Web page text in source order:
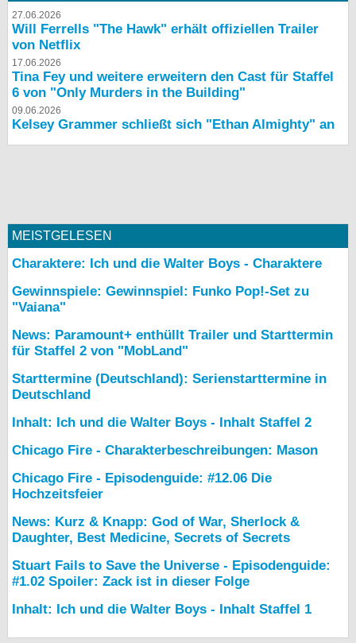
27.06.2026
Will Ferrells "The Hawk" erhält offiziellen Trailer
von Netflix
17.06.2026
Tina Fey und weitere erweitern den Cast für Staffel
6 von "Only Murders in the Building"
09.06.2026
Kelsey Grammer schließt sich "Ethan Almighty" an
MEISTGELESEN
Charaktere: Ich und die Walter Boys - Charaktere
Gewinnspiele: Gewinnspiel: Funko Pop!-Set zu
"Vaiana"
News: Paramount+ enthüllt Trailer und Starttermin
für Staffel 2 von "MobLand"
Starttermine (Deutschland): Serienstarttermine in
Deutschland
Inhalt: Ich und die Walter Boys - Inhalt Staffel 2
Chicago Fire - Charakterbeschreibungen: Mason
Chicago Fire - Episodenguide: #12.06 Die
Hochzeitsfeier
News: Kurz & Knapp: God of War, Sherlock &
Daughter, Best Medicine, Secrets of Secrets
Stuart Fails to Save the Universe - Episodenguide:
#1.02 Spoiler: Zack ist in dieser Folge
Inhalt: Ich und die Walter Boys - Inhalt Staffel 1